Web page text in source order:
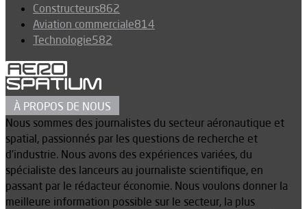
Constructeurs862
Aviation commerciale814
Technologie582
À PROPOS DE NOUS
Nous sommes des journalistes du secteur aéronautique et
spatial, passionnés par les questions de recherche et
d’industrie. Nous avons des expériences variées, du
spécialiste des lanceurs au journaliste scientifique, en
passant par le rédacteur économie. Nous voulons donner la
meilleure information possible sur le secteur, la plus